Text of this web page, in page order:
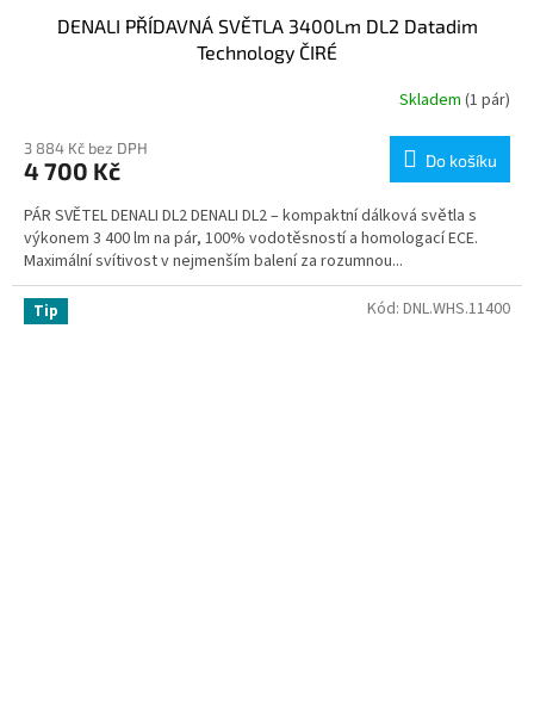
DENALI PŘÍDAVNÁ SVĚTLA 3400Lm DL2 Datadim
Technology ČIRÉ
Skladem (1 pár)
3 884 Kč bez DPH
4 700 Kč Do košíku
PÁR SVĚTEL DENALI DL2 DENALI DL2 – kompaktní dálková světla s
výkonem 3 400 lm na pár, 100% vodotěsností a homologací ECE.
Maximální svítivost v nejmenším balení za rozumnou...
Tip Kód: DNL.WHS.11400